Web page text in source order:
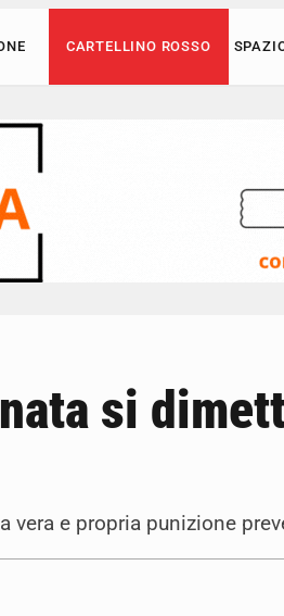
CARTELLINO ROSSO
si
vera e propria punizione